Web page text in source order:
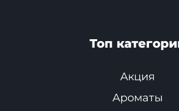
Топ
Акция
Ароматы